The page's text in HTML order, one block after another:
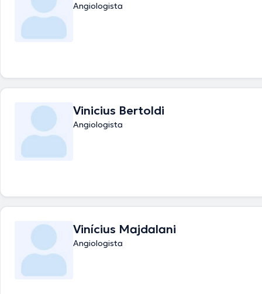
Angiologista
Vinicius Bertoldi
Angiologista
Vinícius Majdalani
Angiologista